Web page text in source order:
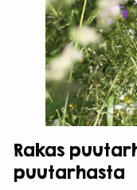
Rakas
puutarhasta